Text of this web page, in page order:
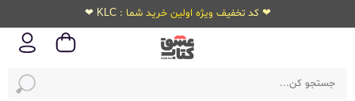
❤ کد تخفیف ویژه اولین خرید شما : KLC ❤